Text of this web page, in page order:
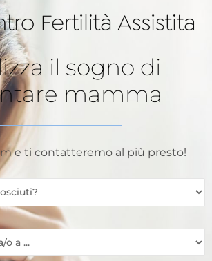
il sogno di
mamma
e ti contatteremo al più presto!